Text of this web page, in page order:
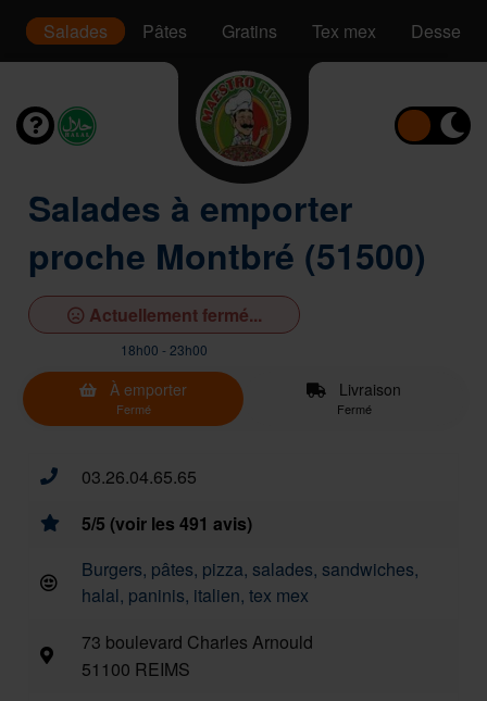
Salades Pâtes Gratins Tex mex Desserts
Salades à emporter
proche Montbré (51500)
Actuellement fermé...
18h00 - 23h00
À emporter
Fermé
Livraison
Fermé
03.26.04.65.65
5/5 (voir les 491 avis)
Burgers, pâtes, pizza, salades, sandwiches,
halal, paninis, italien, tex mex
73 boulevard Charles Arnould
51100 REIMS